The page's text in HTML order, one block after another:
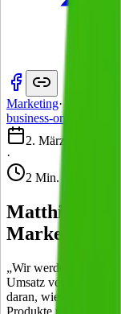
Marketing·
business-on.de
2. März 2020
·
2 Min.
Matthias
„Wir werden erleben,
Umsatz verkaufter
daran, wie er das
Produkte und